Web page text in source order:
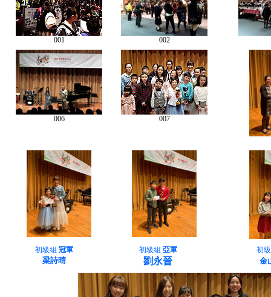
001 002
006 007
初級組 冠軍
梁詩晴
初級組 亞軍
劉永晉
初
金